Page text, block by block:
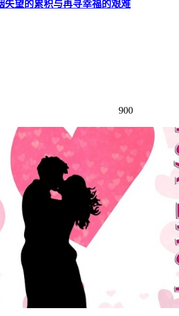
失望的累积与再寻幸福的艰难
900